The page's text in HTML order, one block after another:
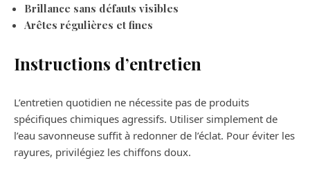
Brillance sans défauts visibles
Arêtes régulières et fines
Instructions d’entretien
L’entretien quotidien ne nécessite pas de produits
spécifiques chimiques agressifs. Utiliser simplement de
l’eau savonneuse suffit à redonner de l’éclat. Pour éviter les
rayures, privilégiez les chiffons doux.